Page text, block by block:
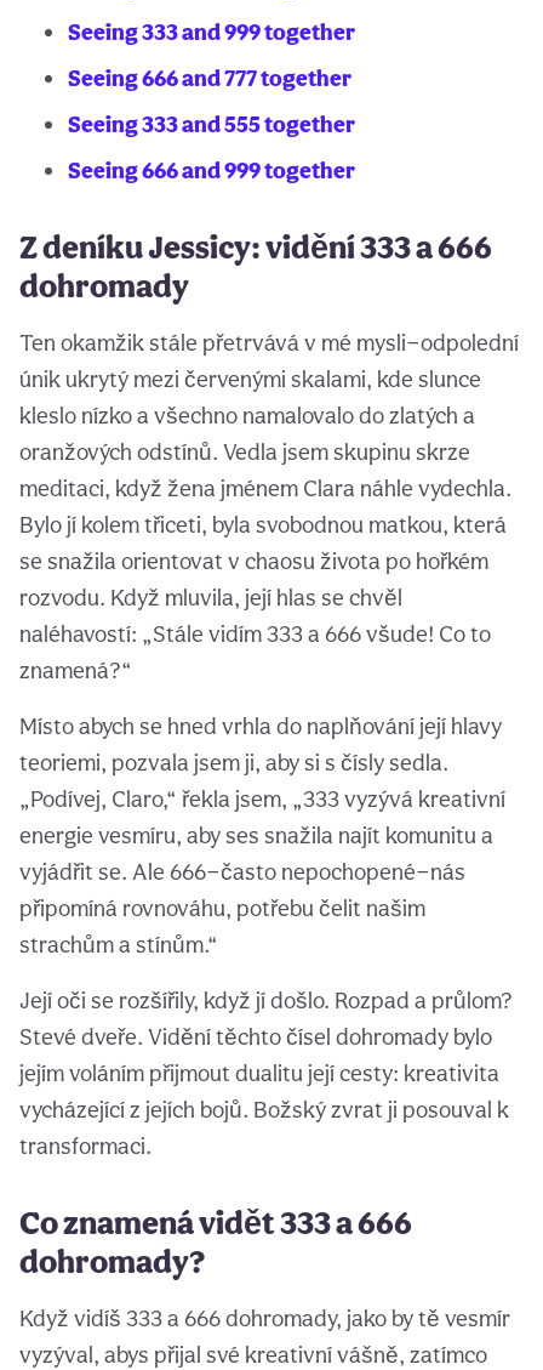
Seeing 333 and 999 together
Seeing 666 and 777 together
Seeing 333 and 555 together
Seeing 666 and 999 together
Z deníku Jessicy: vidění 333 a 666
dohromady
Ten okamžik stále přetrvává v mé mysli—odpolední
únik ukrytý mezi červenými skalami, kde slunce
kleslo nízko a všechno namalovalo do zlatých a
oranžových odstínů. Vedla jsem skupinu skrze
meditaci, když žena jménem Clara náhle vydechla.
Bylo jí kolem třiceti, byla svobodnou matkou, která
se snažila orientovat v chaosu života po hořkém
rozvodu. Když mluvila, její hlas se chvěl
naléhavostí: „Stále vidím 333 a 666 všude! Co to
znamená?“
Místo abych se hned vrhla do naplňování její hlavy
teoriemi, pozvala jsem ji, aby si s čísly sedla.
„Podívej, Claro,“ řekla jsem, „333 vyzývá kreativní
energie vesmíru, aby ses snažila najít komunitu a
vyjádřit se. Ale 666—často nepochopené—nás
připomíná rovnováhu, potřebu čelit našim
strachům a stínům.“
Její oči se rozšířily, když jí došlo. Rozpad a průlom?
Stevé dveře. Vidění těchto čísel dohromady bylo
jejím voláním přijmout dualitu její cesty: kreativita
vycházející z jejích bojů. Božský zvrat ji posouval k
transformaci.
Co znamená vidět 333 a 666
dohromady?
Když vidíš 333 a 666 dohromady, jako by tě vesmír
vyzýval, abys přijal své kreativní vášně, zatímco